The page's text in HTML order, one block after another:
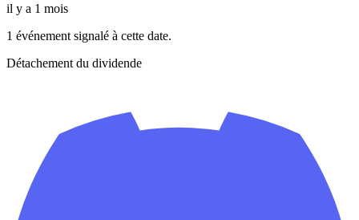
il y a 1 mois
1 événement signalé à cette date.
Détachement du dividende